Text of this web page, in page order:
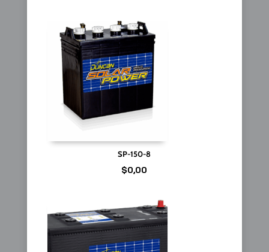
SP-150-8
$0,00